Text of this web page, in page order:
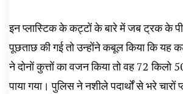
इन प्लास्टिक के कट्टों के बारे में जब ट्रक के
पूछताछ की गई तो उन्होंने कबूल किया कि
ने दोनों कुत्तों का वजन किया तो वह 72 किलो
पाया गया। पुलिस ने नशीले पदार्थों से भरे